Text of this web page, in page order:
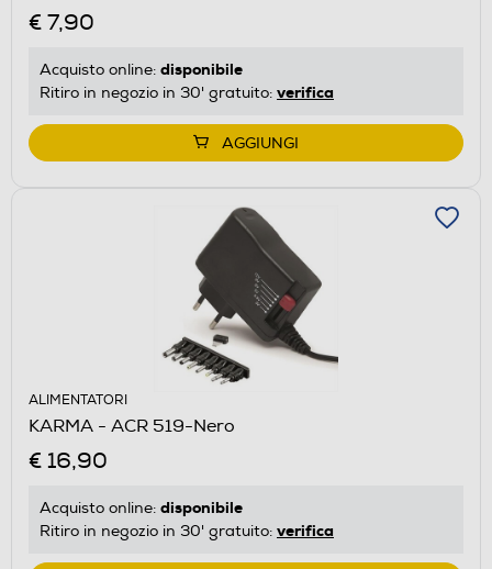
€ 7,90
Acquisto online: disponibile
Ritiro in negozio in 30' gratuito: verifica
AGGIUNGI
ALIMENTATORI
KARMA - ACR 519-Nero
€ 16,90
Acquisto online: disponibile
Ritiro in negozio in 30' gratuito: verifica